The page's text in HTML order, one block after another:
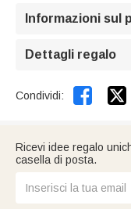
Informazioni sul
Dettagli regalo
Condividi: 
Ricevi idee regalo
casella di posta.